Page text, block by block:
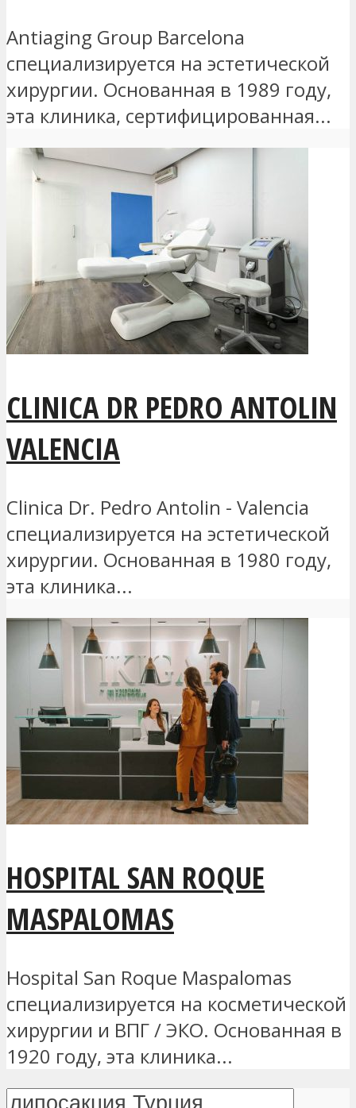
Antiaging Group Barcelona
специализируется на эстетической
хирургии. Основанная в 1989 году,
эта клиника, сертифицированная...
CLINICA DR PEDRO ANTOLIN
VALENCIA
Clinica Dr. Pedro Antolin - Valencia
специализируется на эстетической
хирургии. Основанная в 1980 году,
эта клиника...
HOSPITAL SAN ROQUE
MASPALOMAS
Hospital San Roque Maspalomas
специализируется на косметической
хирургии и ВПГ / ЭКО. Основанная в
1920 году, эта клиника...